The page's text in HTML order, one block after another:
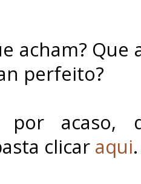
acham?
perfeito?
por acaso,
clicar aqui.